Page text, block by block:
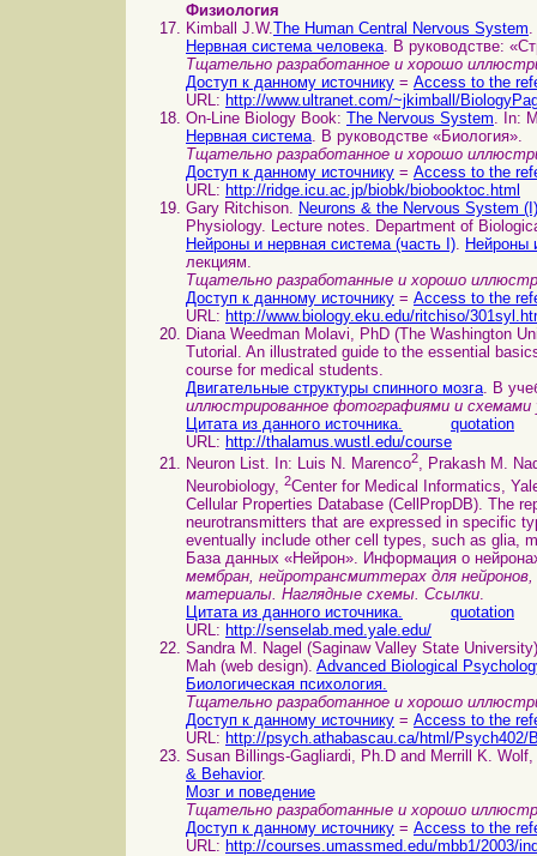
Физиология
Kimball J.W.The Human Central Nervous System.
Нервная система человека. В руководстве:
Тщательно разработанное и хорошо
Доступ к данному источнику = Access to the
URL: http://www.ultranet.com/~jkimball/
On-Line Biology Book: The Nervous System. In:
Нервная система. В руководстве «Биология».
Тщательно разработанное и хорошо
Доступ к данному источнику = Access to the
URL: http://ridge.icu.ac.jp/biobk/biobooktoc.html
Gary Ritchison. Neurons & the Nervous System (I)
Physiology. Lecture notes. Department of
Нейроны и нервная система (часть I). Нейроны
лекциям.
Тщательно разработанные и хорошо
Доступ к данному источнику = Access to the
URL: http://www.biology.eku.edu/ritchiso/
Diana Weedman Molavi, PhD (The Washington
Tutorial. An illustrated guide to the essential
course for medical students.
Двигательные структуры спинного мозга. В
иллюстрированное фотографиями и схемами
Цитата из данного источника.
quotation
URL: http://thalamus.wustl.edu/course
Neuron List. In: Luis N. Marenco2, Prakash M.
Neurobiology, 2Center for Medical Informatics,
Cellular Properties Database (CellPropDB). The
neurotransmitters that are expressed in specific
eventually include other cell types, such as glia,
База данных «Нейрон». Информация о
мембран, нейротрансмиттерах для
материалы. Наглядные схемы. Ссылки
Цитата из данного источника.
quotation
URL: http://senselab.med.yale.edu/
Sandra M. Nagel (Saginaw Valley State
Mah (web design). Advanced Biological
Биологическая психология.
Тщательно разработанное и хорошо
Доступ к данному источнику = Access to the
URL: http://psych.athabascau.ca/html/Psych402/
Susan Billings-Gagliardi, Ph.D and Merrill K.
& Behavior.
Мозг и поведение
Тщательно разработанные и хорошо
Доступ к данному источнику = Access to the
URL: http://courses.umassmed.edu/mbb1/2003/